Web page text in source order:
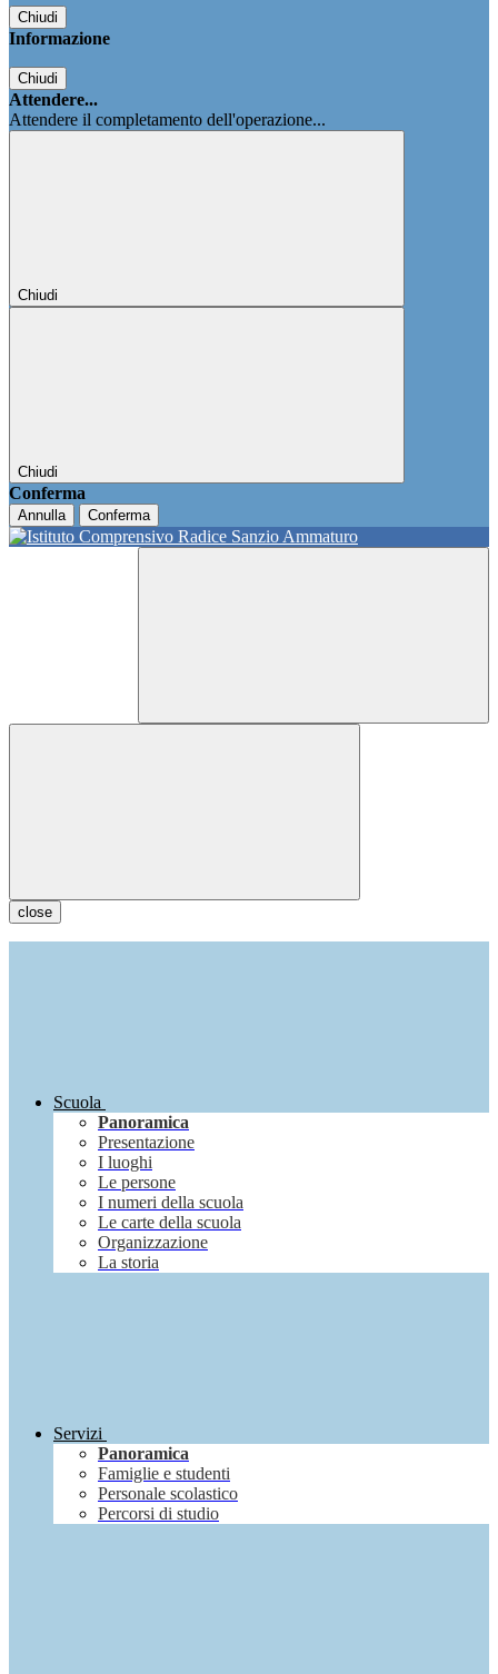
Chiudi
Informazione
Chiudi
Attendere...
Attendere il completamento dell'operazione...
Chiudi
Chiudi
Conferma
Annulla Conferma
close
Scuola
Panoramica
Presentazione
I luoghi
Le persone
I numeri della scuola
Le carte della scuola
Organizzazione
La storia
Servizi
Panoramica
Famiglie e studenti
Personale scolastico
Percorsi di studio